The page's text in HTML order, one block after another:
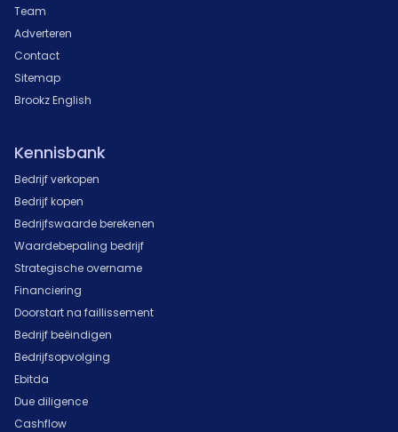
Team
Adverteren
Contact
Sitemap
Brookz English
Kennisbank
Bedrijf verkopen
Bedrijf kopen
Bedrijfswaarde berekenen
Waardebepaling bedrijf
Strategische overname
Financiering
Doorstart na faillissement
Bedrijf beëindigen
Bedrijfsopvolging
Ebitda
Due diligence
Cashflow